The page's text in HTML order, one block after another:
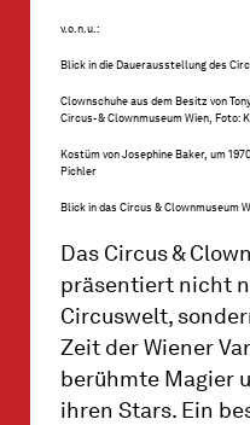
v.o.n.u.:
Blick in die Dauerausstellung des
Clownschuhe aus dem Besitz von
Circus- & Clownmuseum Wien, Foto:
Kostüm von Josephine Baker, um
Pichler
Blick in das Circus & Clownmuseum
Das Circus &
präsentiert nicht
Circuswelt,
Zeit der Wiener
berühmte Magier
ihren Stars. Ein